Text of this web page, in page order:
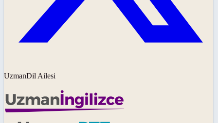
UzmanDil Ailesi